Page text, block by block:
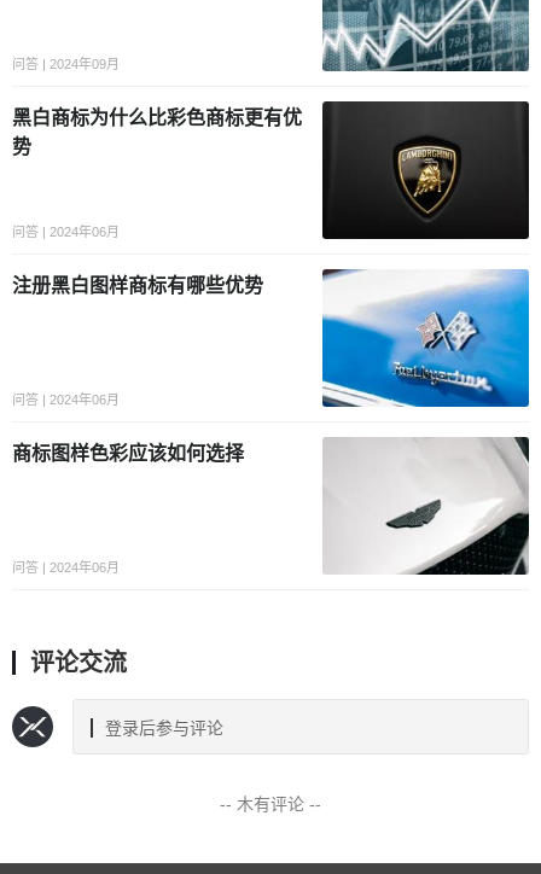
问答 | 2024年09月
黑白商标为什么比彩色商标更有优
势
问答 | 2024年06月
注册黑白图样商标有哪些优势
问答 | 2024年06月
商标图样色彩应该如何选择
问答 | 2024年06月
评论交流
登录后参与评论
-- 木有评论 --